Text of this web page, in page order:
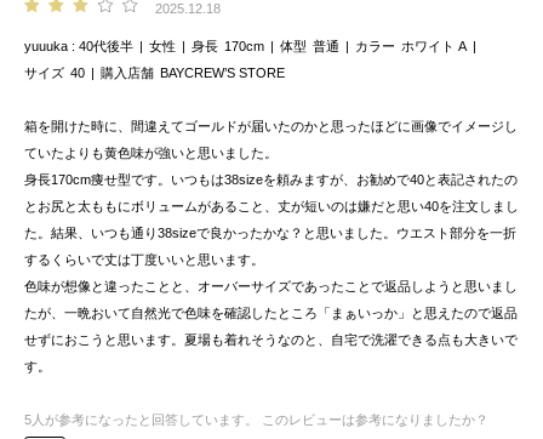
2025.12.18
yuuuka 40代後半 女性 身長 170cm 体型 普通 カラー ホワイト A
サイズ 40 購入店舗 BAYCREW’S STORE
箱を開けた時に、間違えてゴールドが届いたのかと思ったほどに画像でイメージし
ていたよりも黄色味が強いと思いました。
身長170cm痩せ型です。いつもは38sizeを頼みますが、お勧めで40と表記されたの
とお尻と太ももにボリュームがあること、丈が短いのは嫌だと思い40を注文しまし
た。結果、いつも通り38sizeで良かったかな？と思いました。ウエスト部分を一折
するくらいで丈は丁度いいと思います。
色味が想像と違ったことと、オーバーサイズであったことで返品しようと思いまし
たが、一晩おいて自然光で色味を確認したところ「まぁいっか」と思えたので返品
せずにおこうと思います。夏場も着れそうなのと、自宅で洗濯できる点も大きいで
す。
5 人が参考になったと回答しています。
このレビューは参考になりましたか？